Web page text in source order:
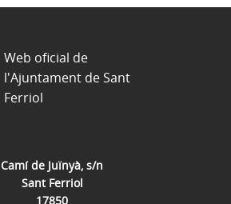
Camí de Juïnyà, s/n
Sant Ferriol
17850
Web oficial de
l'Ajuntament de Sant
Ferriol